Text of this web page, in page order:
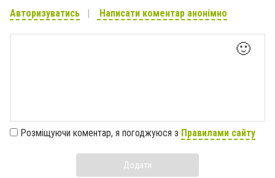
Авторизуватись Написати коментар анонімно
🙂
Розміщуючи коментар, я погоджуюся з Правилами сайту
Додати